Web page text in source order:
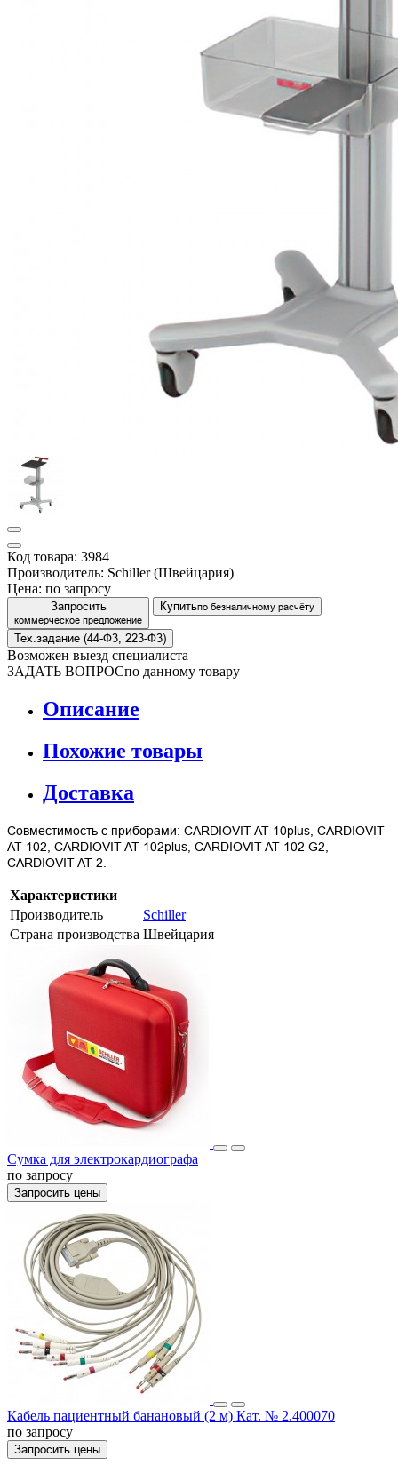
Код товара: 3984
Производитель: Schiller (Швейцария)
Цена: по запросу
Запросить
коммерческое предложение
Купитьпо безналичному расчёту
Тех.задание (44-Ф3, 223-Ф3)
Возможен выезд специалиста
ЗАДАТЬ ВОПРОСпо данному товару
Описание
Похожие товары
Доставка
Совместимость с приборами: CARDIOVIT AT-10plus, CARDIOVIT
AT-102, CARDIOVIT AT-102plus, CARDIOVIT AT-102 G2,
CARDIOVIT AT-2.
Характеристики
Производитель
Schiller
Страна производства Швейцария
Сумка для электрокардиографа
по запросу
Запросить цены
Кабель пациентный банановый (2 м) Кат. № 2.400070
по запросу
Запросить цены